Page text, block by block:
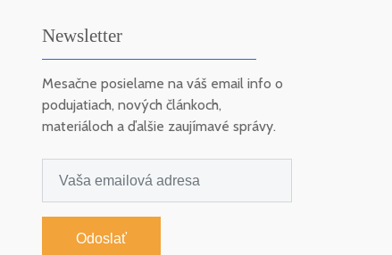
Newsletter
Mesačne posielame na váš email info o
podujatiach, nových článkoch,
materiáloch a ďalšie zaujímavé správy.
Odoslať